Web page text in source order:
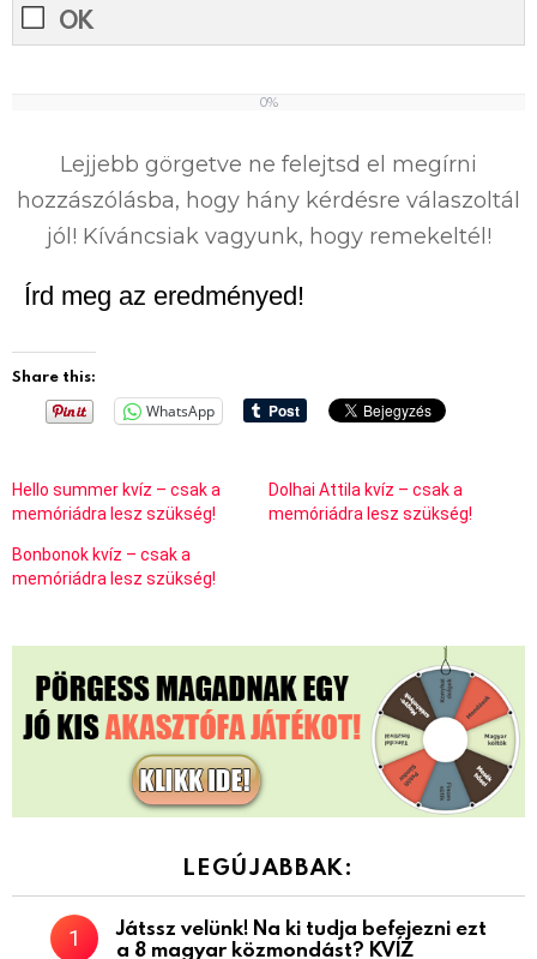
OK
0%
Lejjebb görgetve ne felejtsd el megírni
hozzászólásba, hogy hány kérdésre válaszoltál
jól! Kíváncsiak vagyunk, hogy remekeltél!
Írd meg az eredményed!
Share this:
WhatsApp
Hello summer kvíz – csak a
memóriádra lesz szükség!
Dolhai Attila kvíz – csak a
memóriádra lesz szükség!
Bonbonok kvíz – csak a
memóriádra lesz szükség!
LEGÚJABBAK:
Játssz velünk! Na ki tudja befejezni ezt
a 8 magyar közmondást? KVÍZ